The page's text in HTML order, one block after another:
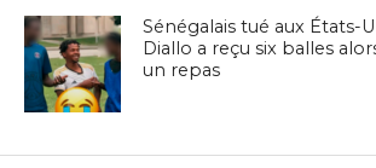
Sénégalais tué aux États-
Diallo a reçu six balles
un repas